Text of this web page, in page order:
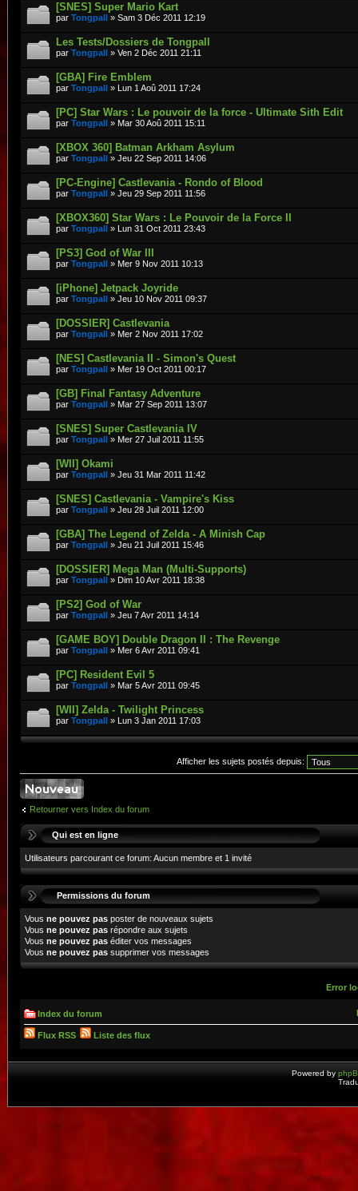
[SNES] Super Mario Kart
par Tongpall » Sam 3 Déc 2011 12:19
Les Tests/Dossiers de Tongpall
par Tongpall » Ven 2 Déc 2011 21:11
[GBA] Fire Emblem
par Tongpall » Lun 1 Aoû 2011 17:24
[PC] Star Wars : Le pouvoir de la force - Ultimate Sith Edit
par Tongpall » Mar 30 Aoû 2011 15:11
[XBOX 360] Batman Arkham Asylum
par Tongpall » Jeu 22 Sep 2011 14:06
[PC-Engine] Castlevania - Rondo of Blood
par Tongpall » Jeu 29 Sep 2011 11:56
[XBOX360] Star Wars : Le Pouvoir de la Force II
par Tongpall » Lun 31 Oct 2011 23:43
[PS3] God of War III
par Tongpall » Mer 9 Nov 2011 10:13
[iPhone] Jetpack Joyride
par Tongpall » Jeu 10 Nov 2011 09:37
[DOSSIER] Castlevania
par Tongpall » Mer 2 Nov 2011 17:02
[NES] Castlevania II - Simon's Quest
par Tongpall » Mer 19 Oct 2011 00:17
[GB] Final Fantasy Adventure
par Tongpall » Mar 27 Sep 2011 13:07
[SNES] Super Castlevania IV
par Tongpall » Mer 27 Juil 2011 11:55
[WII] Okami
par Tongpall » Jeu 31 Mar 2011 11:42
[SNES] Castlevania - Vampire's Kiss
par Tongpall » Jeu 28 Juil 2011 12:00
[GBA] The Legend of Zelda - A Minish Cap
par Tongpall » Jeu 21 Juil 2011 15:46
[DOSSIER] Mega Man (Multi-Supports)
par Tongpall » Dim 10 Avr 2011 18:38
[PS2] God of War
par Tongpall » Jeu 7 Avr 2011 14:14
[GAME BOY] Double Dragon II : The Revenge
par Tongpall » Mer 6 Avr 2011 09:41
[PC] Resident Evil 5
par Tongpall » Mar 5 Avr 2011 09:45
[WII] Zelda - Twilight Princess
par Tongpall » Lun 3 Jan 2011 17:03
Afficher les sujets postés depuis:
Retourner vers Index du forum
Qui est en ligne
Utilisateurs parcourant ce forum: Aucun membre et 1 invité
Permissions du forum
Vous ne pouvez pas poster de nouveaux sujets
Vous ne pouvez pas répondre aux sujets
Vous ne pouvez pas éditer vos messages
Vous ne pouvez pas supprimer vos messages
Error
Index du forum
Flux RSS Liste des flux
Powered by